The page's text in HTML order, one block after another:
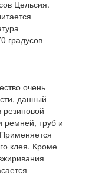
Цельсия.
градусов
очень
данный
резиновой
ремней, труб и
клея. Кроме